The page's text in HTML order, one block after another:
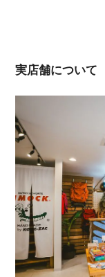
実店舗について